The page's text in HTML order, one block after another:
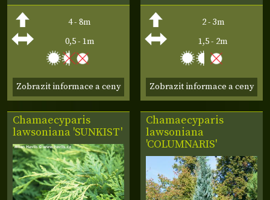
4 - 8m
0,5 - 1m
Zobrazit informace a ceny
2 - 3m
1,5 - 2m
Zobrazit informace a ceny
Chamaecyparis
lawsoniana 'SUNKIST'
Chamaecyparis
lawsoniana
'COLUMNARIS'